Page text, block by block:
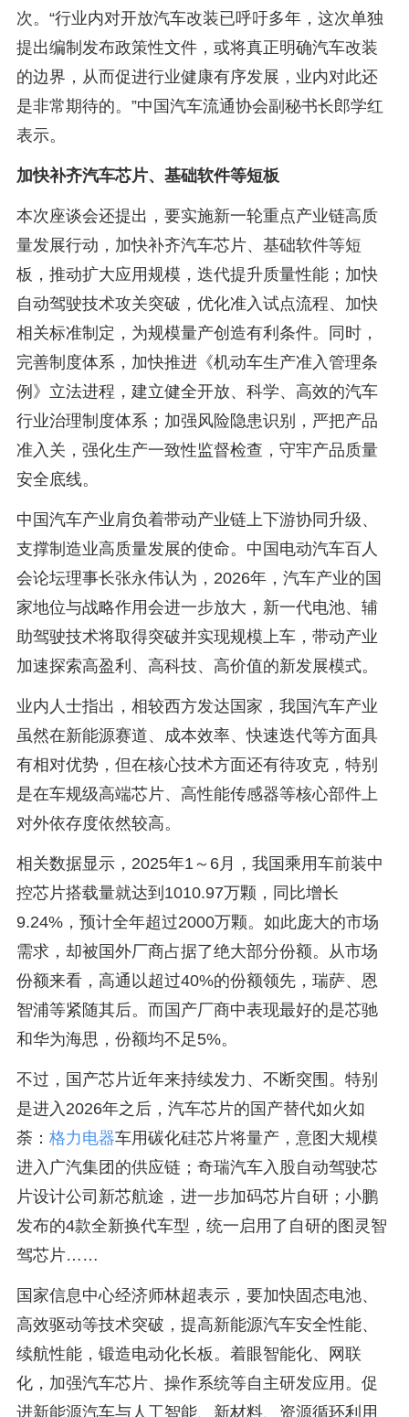
次。“行业内对开放汽车改装已呼吁多年，这次单独
提出编制发布政策性文件，或将真正明确汽车改装
的边界，从而促进行业健康有序发展，业内对此还
是非常期待的。”中国汽车流通协会副秘书长郎学红
表示。
加快补齐汽车芯片、基础软件等短板
本次座谈会还提出，要实施新一轮重点产业链高质
量发展行动，加快补齐汽车芯片、基础软件等短
板，推动扩大应用规模，迭代提升质量性能；加快
自动驾驶技术攻关突破，优化准入试点流程、加快
相关标准制定，为规模量产创造有利条件。同时，
完善制度体系，加快推进《机动车生产准入管理条
例》立法进程，建立健全开放、科学、高效的汽车
行业治理制度体系；加强风险隐患识别，严把产品
准入关，强化生产一致性监督检查，守牢产品质量
安全底线。
中国汽车产业肩负着带动产业链上下游协同升级、
支撑制造业高质量发展的使命。中国电动汽车百人
会论坛理事长张永伟认为，2026年，汽车产业的国
家地位与战略作用会进一步放大，新一代电池、辅
助驾驶技术将取得突破并实现规模上车，带动产业
加速探索高盈利、高科技、高价值的新发展模式。
业内人士指出，相较西方发达国家，我国汽车产业
虽然在新能源赛道、成本效率、快速迭代等方面具
有相对优势，但在核心技术方面还有待攻克，特别
是在车规级高端芯片、高性能传感器等核心部件上
对外依存度依然较高。
相关数据显示，2025年1～6月，我国乘用车前装中
控芯片搭载量就达到1010.97万颗，同比增长
9.24%，预计全年超过2000万颗。如此庞大的市场
需求，却被国外厂商占据了绝大部分份额。从市场
份额来看，高通以超过40%的份额领先，瑞萨、恩
智浦等紧随其后。而国产厂商中表现最好的是芯驰
和华为海思，份额均不足5%。
不过，国产芯片近年来持续发力、不断突围。特别
是进入2026年之后，汽车芯片的国产替代如火如
荼： 格力电器车用碳化硅芯片将量产，意图大规模
进入广汽集团的供应链；奇瑞汽车入股自动驾驶芯
片设计公司新芯航途，进一步加码芯片自研；小鹏
发布的4款全新换代车型，统一启用了自研的图灵智
驾芯片……
国家信息中心经济师林超表示，要加快固态电池、
高效驱动等技术突破，提高新能源汽车安全性能、
续航性能，锻造电动化长板。着眼智能化、网联
化，加强汽车芯片、操作系统等自主研发应用。促
进新能源汽车与人工智能、新材料、资源循环利用